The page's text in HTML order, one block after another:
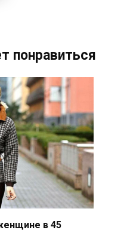
понравиться
в 45